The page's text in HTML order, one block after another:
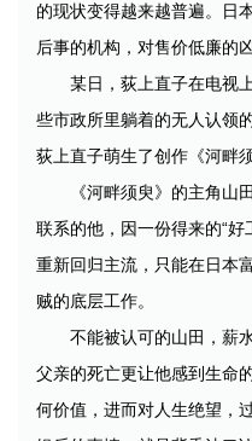
的现状变得越来越普遍。日
后事的机构，对售价低廉的
某日，荻上直子在电视
些市政所里躺着的无人认领
荻上直子萌生了创作《河畔
《河畔须臾》的主角山
联系的他，因一份得来的“
重新回归主流，只能在日本
贼的底层工作。
不能被认可的山田，薪
父亲的死亡更让他感到生命
何价值，进而对人生绝望，